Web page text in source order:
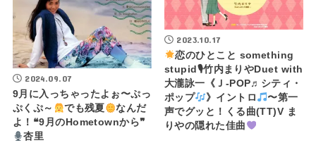
2024.09.07
9月に入っちゃったよぉ〜ぷっ
ぷくぷ～
でも残夏
なんだ
よ！❝9月のHometownから❞
杏里
2023.10.17
恋のひとこと something
stupid🎙竹内まりやDuet with
大瀧詠一《Ｊ-POP♬シティ・
ポップ
》イントロ
〜第一
声でグッと！くる曲(TT)V ま
りやの隠れた佳曲